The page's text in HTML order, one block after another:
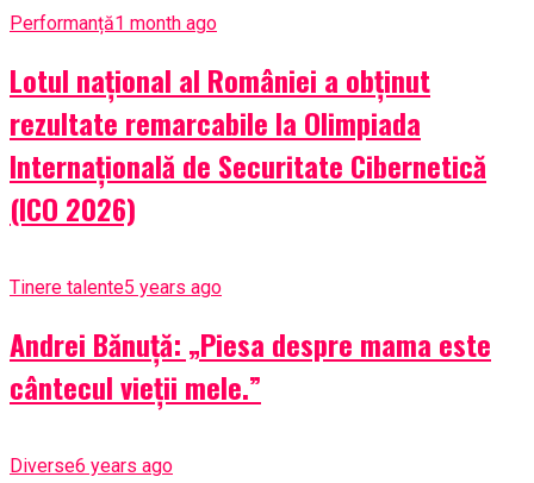
Performanță1 month ago
Lotul național al României a obținut
rezultate remarcabile la Olimpiada
Internațională de Securitate Cibernetică
(ICO 2026)
Tinere talente5 years ago
Andrei Bănuță: „Piesa despre mama este
cântecul vieții mele.”
Diverse6 years ago